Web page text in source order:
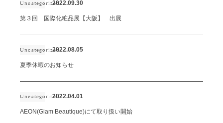
Uncategorized2022.09.30
第３回 国際化粧品展【大阪】 出展
Uncategorized2022.08.05
夏季休暇のお知らせ
Uncategorized2022.04.01
AEON(Glam Beautique)にて取り扱い開始